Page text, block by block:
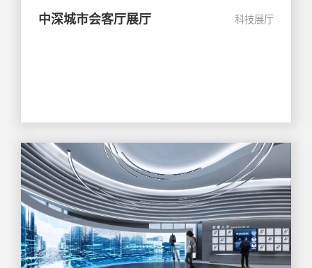
中深城市会客厅展厅 科技展厅